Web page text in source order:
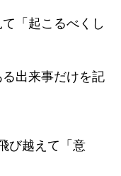
て「起こるべくし
る出来事だけを記
び越えて「意